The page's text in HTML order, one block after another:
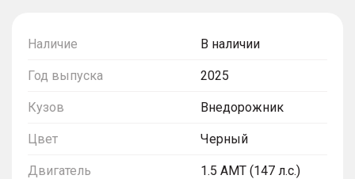
Наличие В наличии
Год выпуска 2025
Кузов Внедорожник
Цвет Черный
Двигатель 1.5 AMT (147 л.с.)